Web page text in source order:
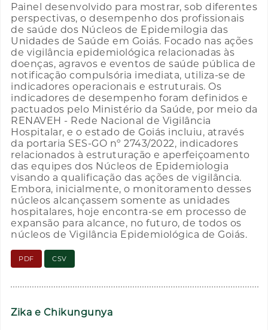
Painel desenvolvido para mostrar, sob diferentes
perspectivas, o desempenho dos profissionais
de saúde dos Núcleos de Epidemilogia das
Unidades de Saúde em Goiás. Focado nas ações
de vigilância epidemiológica relacionadas às
doenças, agravos e eventos de saúde pública de
notificação compulsória imediata, utiliza-se de
indicadores operacionais e estruturais. Os
indicadores de desempenho foram definidos e
pactuados pelo Ministério da Saúde, por meio da
RENAVEH - Rede Nacional de Vigilância
Hospitalar, e o estado de Goiás incluiu, através
da portaria SES-GO nº 2743/2022, indicadores
relacionados à estruturação e aperfeiçoamento
das equipes dos Núcleos de Epidemiologia
visando a qualificação das ações de vigilância.
Embora, inicialmente, o monitoramento desses
núcleos alcançassem somente as unidades
hospitalares, hoje encontra-se em processo de
expansão para alcance, no futuro, de todos os
núcleos de Vigilância Epidemiológica de Goiás.
PDF CSV
Zika e Chikungunya